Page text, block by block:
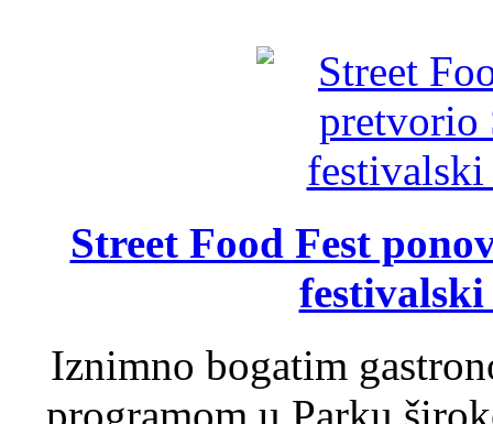
Street Food Fest
Iznimno bogatim